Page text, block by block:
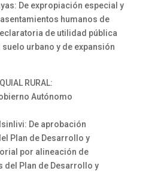
De expropiación especial y
humanos de
de utilidad pública
urbano y de expansión
RURAL:
Autónomo
De aprobación
Plan de Desarrollo y
por alineación de
del Plan de Desarrollo y